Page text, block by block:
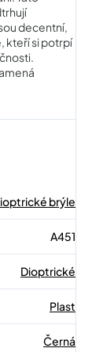
decentní,
kteří si potrpí
brýle
A451
Dioptrické
Plast
Černá